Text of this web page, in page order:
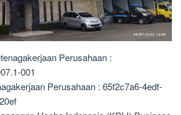
Perusahaan :
001
Perusahaan : 65f2c7a6-4edf-